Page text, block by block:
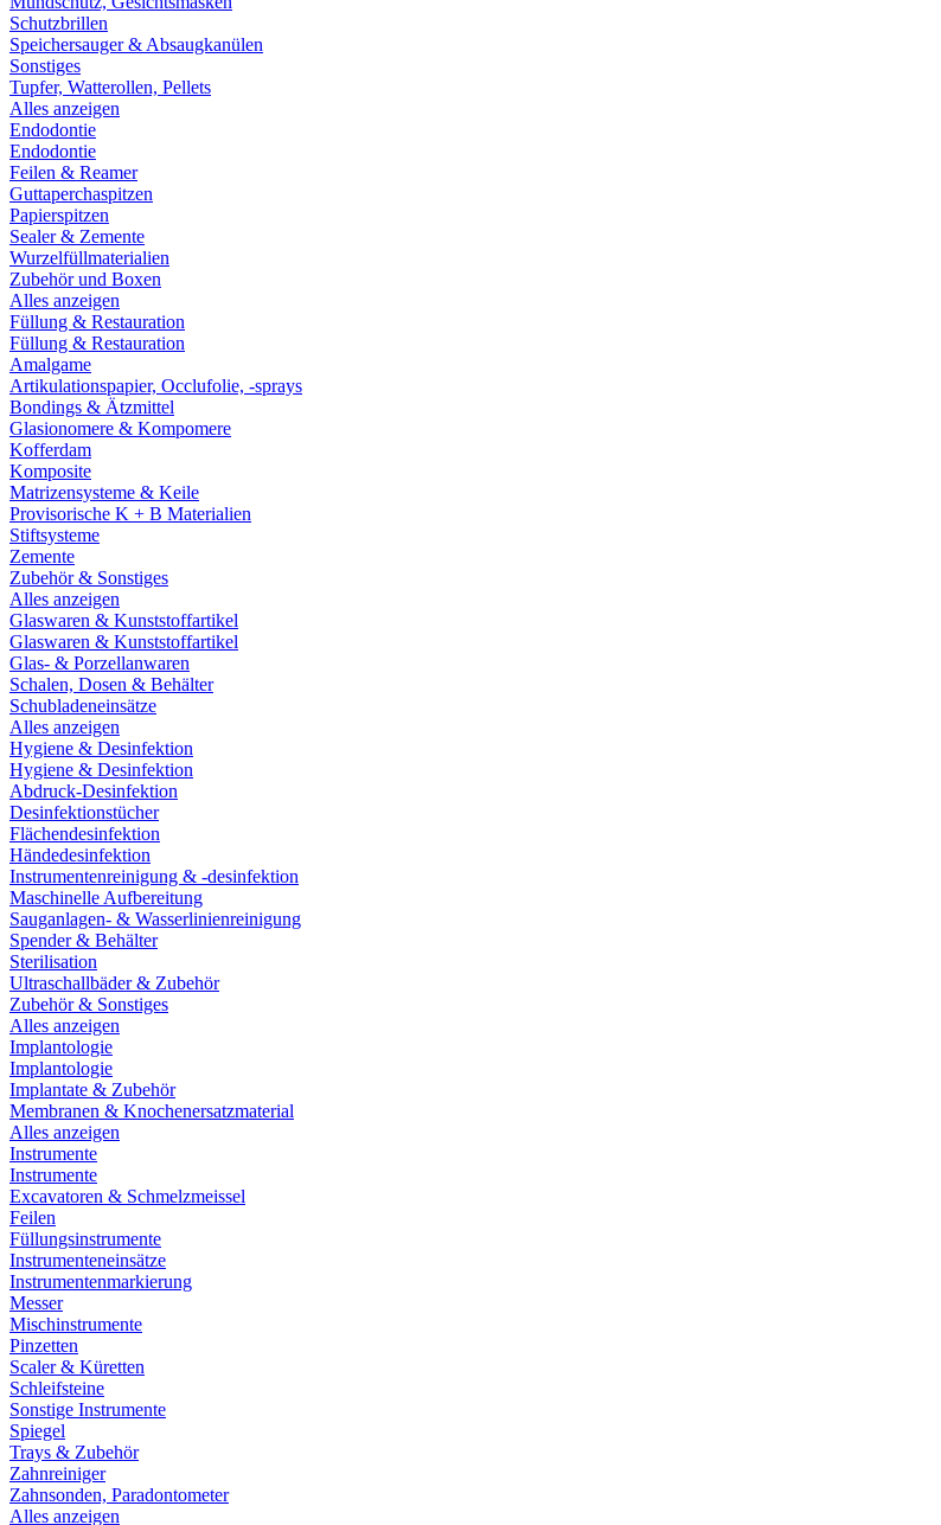
Schutzbrillen
Speichersauger & Absaugkanülen
Sonstiges
Tupfer, Watterollen, Pellets
Alles anzeigen
Endodontie
Endodontie
Feilen & Reamer
Guttaperchaspitzen
Papierspitzen
Sealer & Zemente
Wurzelfüllmaterialien
Zubehör und Boxen
Alles anzeigen
Füllung & Restauration
Füllung & Restauration
Amalgame
Artikulationspapier, Occlufolie, -sprays
Bondings & Ätzmittel
Glasionomere & Kompomere
Kofferdam
Komposite
Matrizensysteme & Keile
Provisorische K + B Materialien
Stiftsysteme
Zemente
Zubehör & Sonstiges
Alles anzeigen
Glaswaren & Kunststoffartikel
Glaswaren & Kunststoffartikel
Glas- & Porzellanwaren
Schalen, Dosen & Behälter
Schubladeneinsätze
Alles anzeigen
Hygiene & Desinfektion
Hygiene & Desinfektion
Abdruck-Desinfektion
Desinfektionstücher
Flächendesinfektion
Händedesinfektion
Instrumentenreinigung & -desinfektion
Maschinelle Aufbereitung
Sauganlagen- & Wasserlinienreinigung
Spender & Behälter
Sterilisation
Ultraschallbäder & Zubehör
Zubehör & Sonstiges
Alles anzeigen
Implantologie
Implantologie
Implantate & Zubehör
Membranen & Knochenersatzmaterial
Alles anzeigen
Instrumente
Instrumente
Excavatoren & Schmelzmeissel
Feilen
Füllungsinstrumente
Instrumenteneinsätze
Instrumentenmarkierung
Messer
Mischinstrumente
Pinzetten
Scaler & Küretten
Schleifsteine
Sonstige Instrumente
Spiegel
Trays & Zubehör
Zahnreiniger
Zahnsonden, Paradontometer
Alles anzeigen